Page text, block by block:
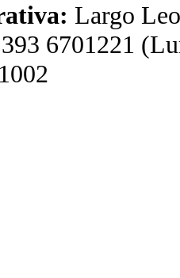
Largo
6701221